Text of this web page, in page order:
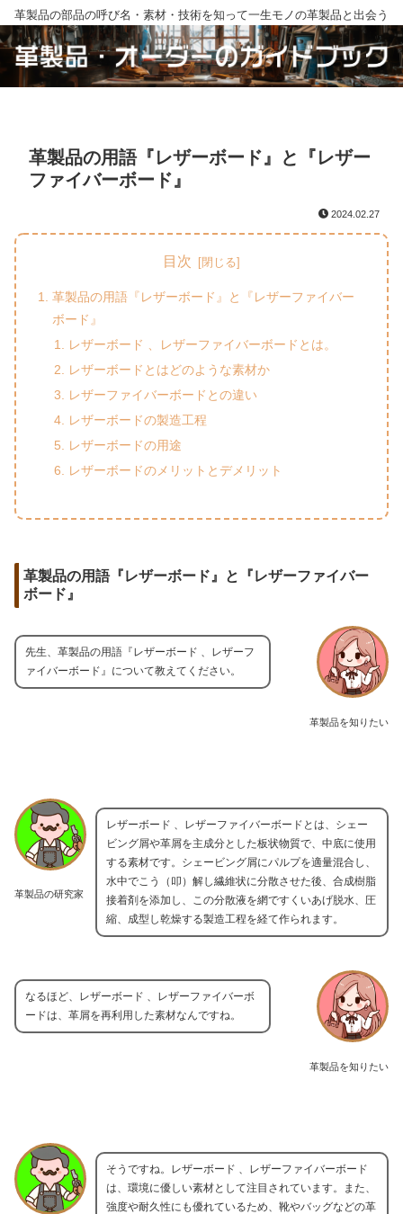
革製品の部品の呼び名・素材・技術を知って一生モノの革製品と出会う
革製品の用語『レザーボード』と『レザー
ファイバーボード』
2024.02.27
目次
革製品の用語『レザーボード』と『レザーファイバー
ボード』
レザーボード 、レザーファイバーボードとは。
レザーボードとはどのような素材か
レザーファイバーボードとの違い
レザーボードの製造工程
レザーボードの用途
レザーボードのメリットとデメリット
革製品の用語『レザーボード』と『レザーファイバー
ボード』
革製品を知りたい
先生、革製品の用語『レザーボード 、レザーフ
ァイバーボード』について教えてください。
革製品の研究家
レザーボード 、レザーファイバーボードとは、シェー
ビング屑や革屑を主成分とした板状物質で、中底に使用
する素材です。シェービング屑にパルプを適量混合し、
水中でこう（叩）解し繊維状に分散させた後、合成樹脂
接着剤を添加し、この分散液を網ですくいあげ脱水、圧
縮、成型し乾燥する製造工程を経て作られます。
革製品を知りたい
なるほど、レザーボード 、レザーファイバーボ
ードは、革屑を再利用した素材なんですね。
そうですね。レザーボード 、レザーファイバーボード
は、環境に優しい素材として注目されています。また、
強度や耐久性にも優れているため、靴やバッグなどの革